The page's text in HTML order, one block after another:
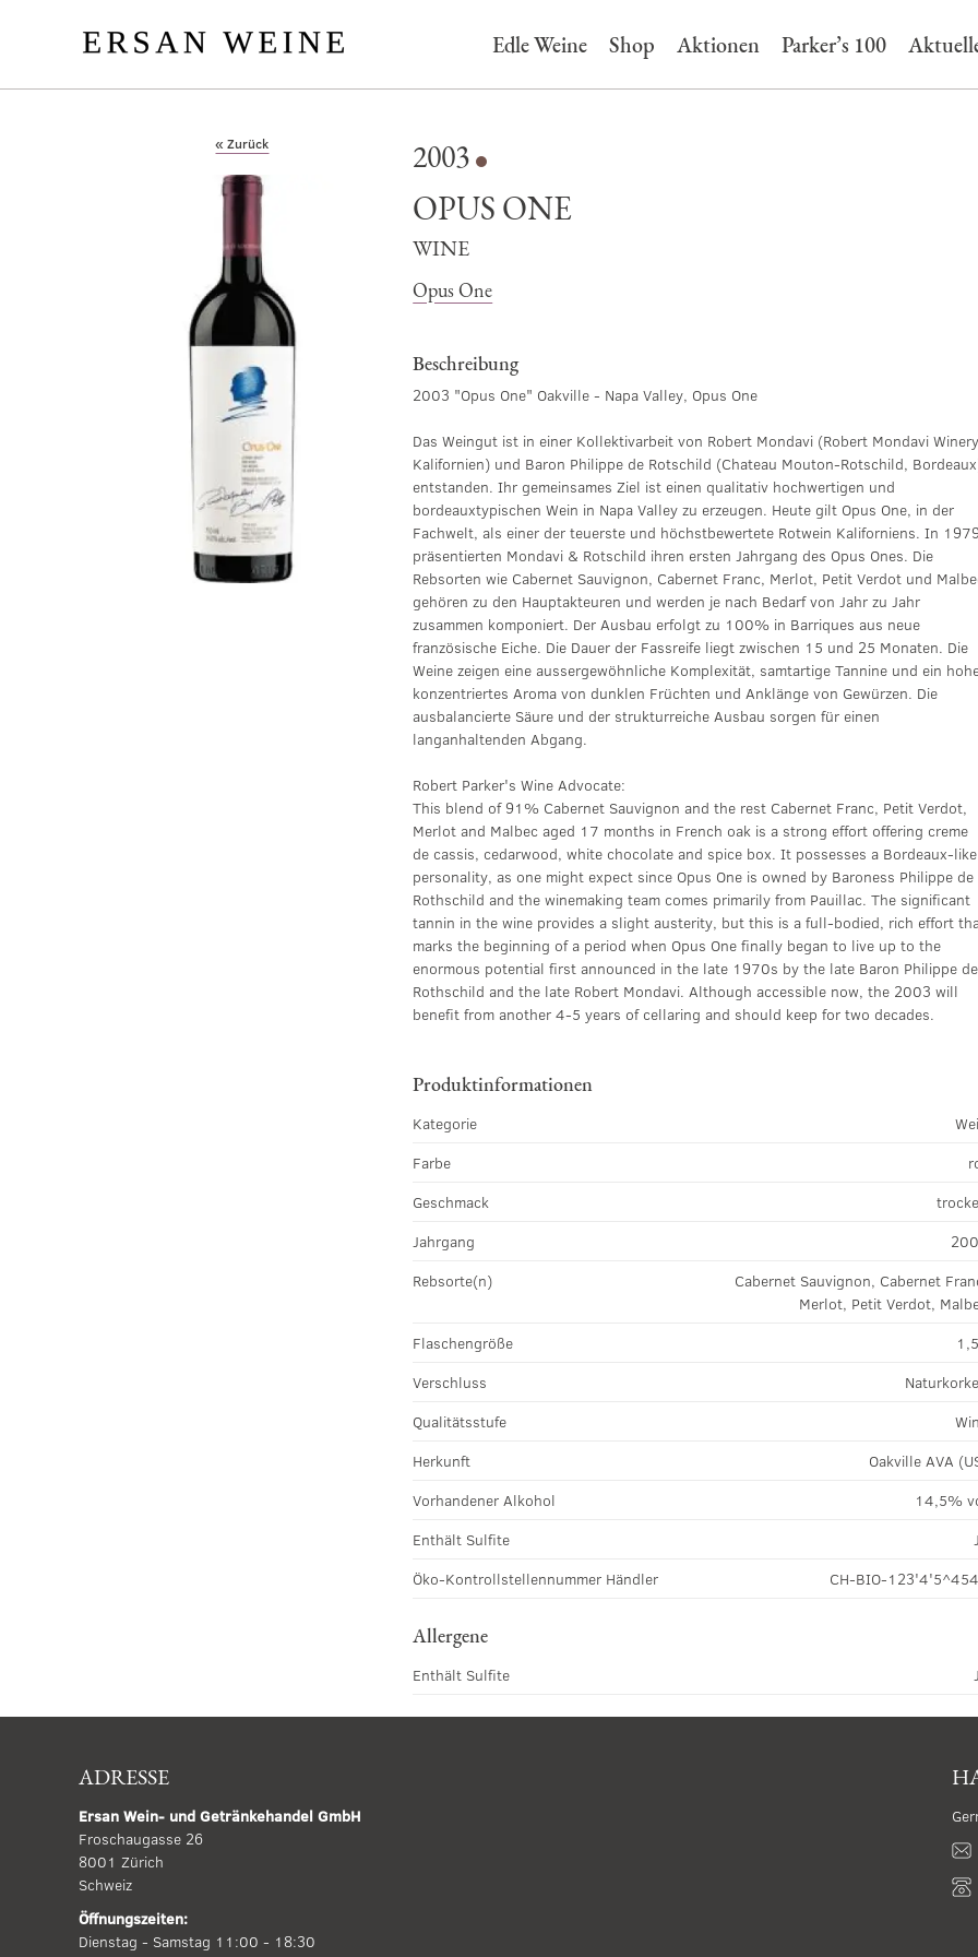
Edle Weine Shop Aktionen Parker’s 100
« Zurück 2003
OPUS ONE
WINE
Opus One
Beschreibung
2003 "Opus One" Oakville - Napa Valley, Opus One
Das Weingut ist in einer Kollektivarbeit von Robert Mondavi (Robert Mondavi
Kalifornien) und Baron Philippe de Rotschild (Chateau Mouton-Rotschild,
entstanden. Ihr gemeinsames Ziel ist einen qualitativ hochwertigen und
bordeauxtypischen Wein in Napa Valley zu erzeugen. Heute gilt Opus One, in der
Fachwelt, als einer der teuerste und höchstbewertete Rotwein Kaliforniens. In 1979
präsentierten Mondavi & Rotschild ihren ersten Jahrgang des Opus Ones. Die
Rebsorten wie Cabernet Sauvignon, Cabernet Franc, Merlot, Petit Verdot und
gehören zu den Hauptakteuren und werden je nach Bedarf von Jahr zu Jahr
zusammen komponiert. Der Ausbau erfolgt zu 100% in Barriques aus neue
französische Eiche. Die Dauer der Fassreife liegt zwischen 15 und 25 Monaten. Die
Weine zeigen eine aussergewöhnliche Komplexität, samtartige Tannine und ein
konzentriertes Aroma von dunklen Früchten und Anklänge von Gewürzen. Die
ausbalancierte Säure und der strukturreiche Ausbau sorgen für einen
langanhaltenden Abgang.
Robert Parker's Wine Advocate:
This blend of 91% Cabernet Sauvignon and the rest Cabernet Franc, Petit Verdot,
Merlot and Malbec aged 17 months in French oak is a strong effort offering creme
de cassis, cedarwood, white chocolate and spice box. It possesses a Bordeaux-like
personality, as one might expect since Opus One is owned by Baroness Philippe de
Rothschild and the winemaking team comes primarily from Pauillac. The significant
tannin in the wine provides a slight austerity, but this is a full-bodied, rich effort
marks the beginning of a period when Opus One finally began to live up to the
enormous potential first announced in the late 1970s by the late Baron Philippe de
Rothschild and the late Robert Mondavi. Although accessible now, the 2003 will
benefit from another 4-5 years of cellaring and should keep for two decades.
Produktinformationen
Kategorie
Farbe
Geschmack
Jahrgang
Rebsorte(n)
Cabernet Sauvignon, Cabernet
Merlot, Petit Verdot,
Flaschengröße
Verschluss
Qualitätsstufe
Herkunft
Oakville AVA
Vorhandener Alkohol
14,5%
Enthält Sulfite
Öko-Kontrollstellennummer Händler
CH-BIO-
Allergene
Enthält Sulfite
ADRESSE
Ersan Wein- und Getränkehandel GmbH
Froschaugasse 26
8001 Zürich
Schweiz
Öffnungszeiten:
Dienstag - Samstag 11:00 - 18:30